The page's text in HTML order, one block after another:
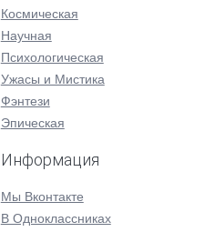
Космическая
Научная
Психологическая
Ужасы и Мистика
Фэнтези
Эпическая
Информация
Мы Вконтакте
В Одноклассниках